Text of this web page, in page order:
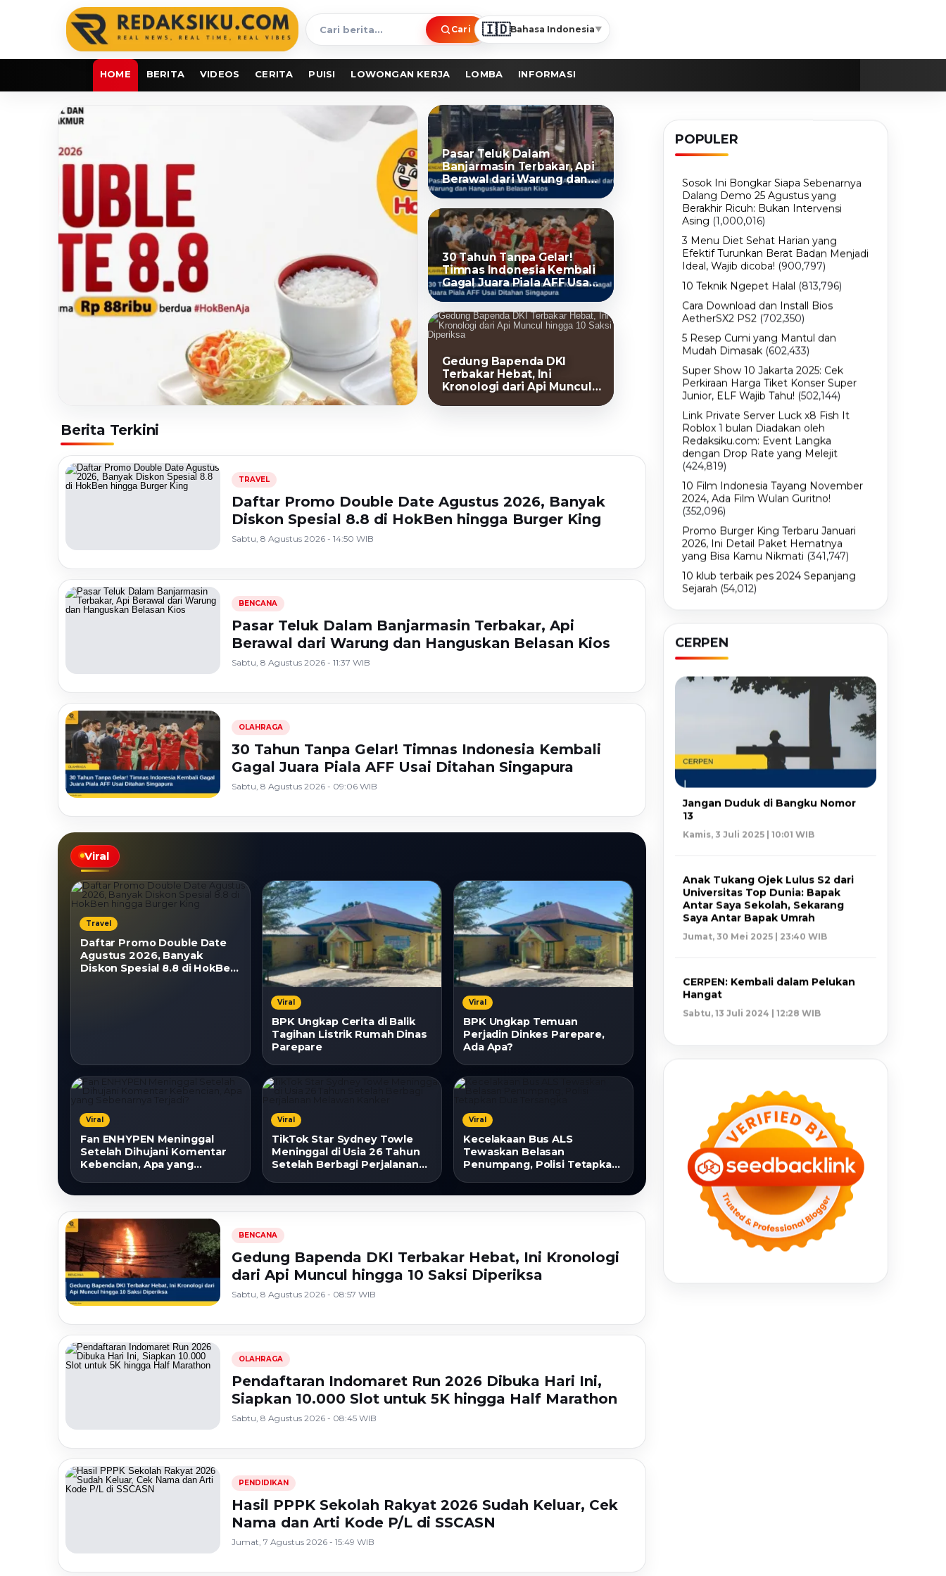
Cari
berita
Cari 🇮🇩Bahasa Indonesia▼
HOME BERITA VIDEOS CERITA PUISI LOWONGAN KERJA LOMBA INFORMASI
redaksiku.com
HEADLINE
TRAVEL
Daftar Promo
Double Date
Agustus 2026,
Banyak Diskon
Spesial 8.8 di
HokBen hingga
Burger King ‎
Pasar Teluk Dalam
Banjarmasin Terbakar, Api
Berawal dari Warung dan
Hanguskan Belasan Kios
30 Tahun Tanpa Gelar!
Timnas Indonesia Kembali
Gagal Juara Piala AFF Usai
Ditahan Singapura
Gedung Bapenda DKI
Terbakar Hebat, Ini
Kronologi dari Api Muncul
Berita Terkini
TRAVEL
Daftar Promo Double Date Agustus 2026, Banyak
Diskon Spesial 8.8 di HokBen hingga Burger King ‎
Sabtu, 8 Agustus 2026 - 14:50 WIB
BENCANA
Pasar Teluk Dalam Banjarmasin Terbakar, Api
Berawal dari Warung dan Hanguskan Belasan Kios
Sabtu, 8 Agustus 2026 - 11:37 WIB
OLAHRAGA
30 Tahun Tanpa Gelar! Timnas Indonesia Kembali
Gagal Juara Piala AFF Usai Ditahan Singapura
Sabtu, 8 Agustus 2026 - 09:06 WIB
Viral
Travel
Daftar Promo Double Date
Agustus 2026, Banyak
Diskon Spesial 8.8 di HokBen
Viral
BPK Ungkap Cerita di Balik
Tagihan Listrik Rumah Dinas
Parepare
Viral
BPK Ungkap Temuan
Perjadin Dinkes Parepare,
Ada Apa?
Viral
Fan ENHYPEN Meninggal
Setelah Dihujani Komentar
Kebencian, Apa yang
Viral
TikTok Star Sydney Towle
Meninggal di Usia 26 Tahun
Setelah Berbagi Perjalanan
Viral
Kecelakaan Bus ALS
Tewaskan Belasan
Penumpang, Polisi Tetapkan
BENCANA
Gedung Bapenda DKI Terbakar Hebat, Ini Kronologi
dari Api Muncul hingga 10 Saksi Diperiksa
Sabtu, 8 Agustus 2026 - 08:57 WIB
OLAHRAGA
Pendaftaran Indomaret Run 2026 Dibuka Hari Ini,
Siapkan 10.000 Slot untuk 5K hingga Half Marathon
Sabtu, 8 Agustus 2026 - 08:45 WIB
PENDIDIKAN
Hasil PPPK Sekolah Rakyat 2026 Sudah Keluar, Cek
Nama dan Arti Kode P/L di SSCASN
Jumat, 7 Agustus 2026 - 15:49 WIB
POPULER
Sosok Ini Bongkar Siapa Sebenarnya
Dalang Demo 25 Agustus yang
Berakhir Ricuh: Bukan Intervensi
Asing (1,000,016)
3 Menu Diet Sehat Harian yang
Efektif Turunkan Berat Badan Menjadi
Ideal, Wajib dicoba! (900,797)
10 Teknik Ngepet Halal (813,796)
Cara Download dan Install Bios
AetherSX2 PS2 (702,350)
5 Resep Cumi yang Mantul dan
Mudah Dimasak (602,433)
Super Show 10 Jakarta 2025: Cek
Perkiraan Harga Tiket Konser Super
Junior, ELF Wajib Tahu! (502,144)
Link Private Server Luck x8 Fish It
Roblox 1 bulan Diadakan oleh
Redaksiku.com: Event Langka
dengan Drop Rate yang Melejit
(424,819)
10 Film Indonesia Tayang November
2024, Ada Film Wulan Guritno!
(352,096)
Promo Burger King Terbaru Januari
2026, Ini Detail Paket Hematnya
yang Bisa Kamu Nikmati (341,747)
10 klub terbaik pes 2024 Sepanjang
Sejarah (54,012)
CERPEN
Jangan Duduk di Bangku Nomor
13
Kamis, 3 Juli 2025 | 10:01 WIB
Anak Tukang Ojek Lulus S2 dari
Universitas Top Dunia: Bapak
Antar Saya Sekolah, Sekarang
Saya Antar Bapak Umrah
Jumat, 30 Mei 2025 | 23:40 WIB
CERPEN: Kembali dalam Pelukan
Hangat
Sabtu, 13 Juli 2024 | 12:28 WIB